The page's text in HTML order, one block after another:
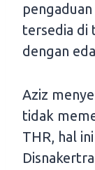
tersedia di
dengan
Aziz
tidak
THR, hal